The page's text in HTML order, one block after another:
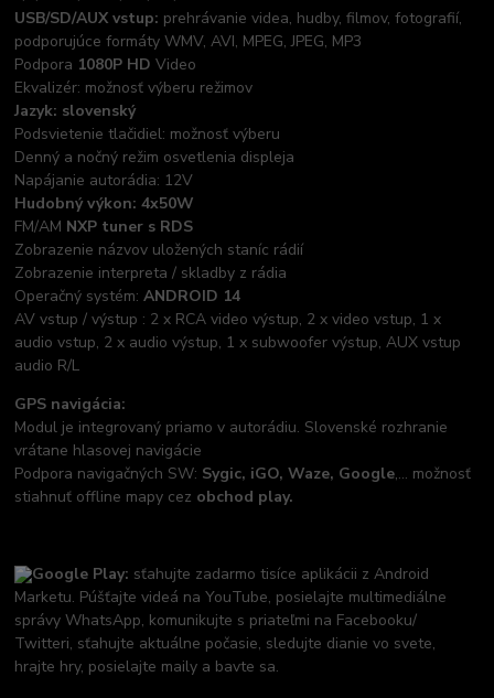
USB/SD/AUX vstup: prehrávanie videa, hudby, filmov, fotografií,
podporujúce formáty WMV, AVI, MPEG, JPEG, MP3
Podpora 1080P HD Video
Ekvalizér: možnosť výberu režimov
Jazyk: slovenský
Podsvietenie tlačidiel: možnosť výberu
Denný a nočný režim osvetlenia displeja
Napájanie autorádia: 12V
Hudobný výkon: 4x50W
FM/AM NXP tuner s RDS
Zobrazenie názvov uložených staníc rádií
Zobrazenie interpreta / skladby z rádia
Operačný systém:ANDROID 14
AV vstup / výstup : 2 x RCA video výstup, 2 x video vstup, 1 x
audio vstup, 2 x audio výstup, 1 x subwoofer výstup, AUX vstup
audio R/L
GPS navigácia:
Modul je integrovaný priamo v autorádiu. Slovenské rozhranie
vrátane hlasovej navigácie
Podpora navigačných SW: Sygic, iGO, Waze, Google,... možnosť
stiahnuť offline mapy cez obchod play.
Google Play: sťahujte zadarmo tisíce aplikácii z Android
Marketu. Púšťajte videá na YouTube, posielajte multimediálne
správy WhatsApp, komunikujte s priateľmi na Facebooku/
Twitteri, sťahujte aktuálne počasie, sledujte dianie vo svete,
hrajte hry, posielajte maily a bavte sa.